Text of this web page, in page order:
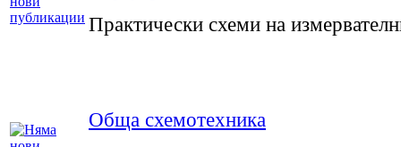
Практически схеми на
Обща схемотехника